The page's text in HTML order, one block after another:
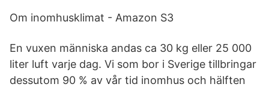
Om inomhusklimat - Amazon S3
En vuxen människa andas ca 30 kg eller 25 000
liter luft varje dag. Vi som bor i Sverige tillbringar
dessutom 90 % av vår tid inomhus och hälften